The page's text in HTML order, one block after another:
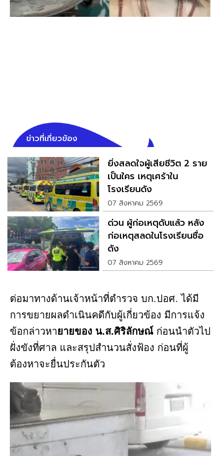
ข่าวที่เกี่ยวข้อง
ยิ่งสลดใจผู้เสียชีวิต 2 ราย
เป็นใคร เหตุเศร้าใน
โรงเรียนดัง
07 สิงหาคม 2569
ด่วน ผู้ก่อเหตุดับแล้ว หลัง
ก่อเหตุสลดในโรงเรียนชื่อ
ดัง
07 สิงหาคม 2569
ต่อมาทางด้านเจ้าหน้าที่ตำรวจ บก.ปอศ. ได้มี
การขยายผลดำเนินคดีกับผู้เกี่ยวข้อง มีการแจ้ง
ข้อกล่าวหายายของ น.ส.ศิริลักษณ์ ก่อนนำตัวไป
ฝั่งขังที่ศาล และสรุปสำนวนสั่งฟ้อง ก่อนที่ผู้
ต้องหาจะยื่นประกันตัว